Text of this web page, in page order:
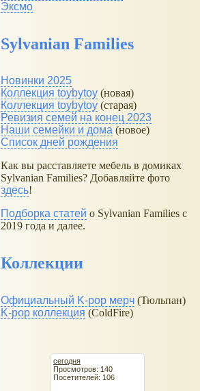
Эксмо
Sylvanian Families
Новинки 2025
Коллекция toybytoy (новая)
Коллекция toybytoy (старая)
Ревизия семей на конец 2023
Наши семейки и дома (новое)
Список дней рождения
Как вы расставляете мебель в домиках
Sylvanian Families? Добавляйте фото
здесь!
Подборка статей о Sylvanian Families с
2019 года и далее.
Коллекции
Официальный K-pop мерч (Тюльпан)
K-pop коллекция (ColdFire)
сегодня
Просмотров: 140
Посетителей: 106